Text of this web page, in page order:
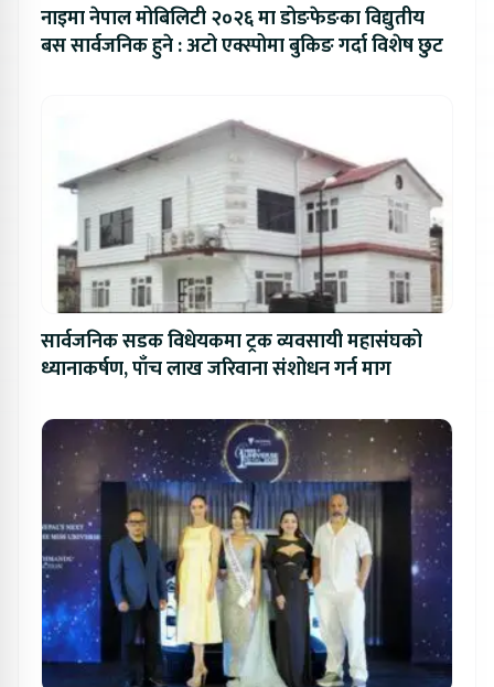
नाइमा नेपाल मोबिलिटी २०२६ मा डोङफेङका विद्युतीय
बस सार्वजनिक हुने : अटो एक्स्पोमा बुकिङ गर्दा विशेष छुट
सार्वजनिक सडक विधेयकमा ट्रक व्यवसायी महासंघको
ध्यानाकर्षण, पाँच लाख जरिवाना संशोधन गर्न माग